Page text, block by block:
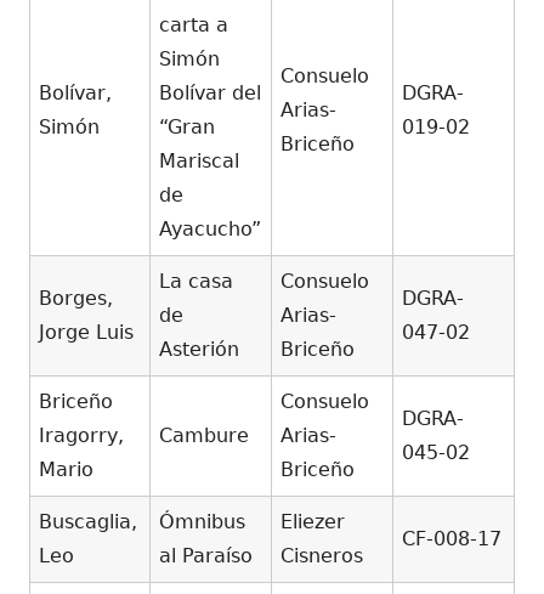
Bolívar,
Simón
carta a
Simón
Bolívar del
“Gran
Mariscal
de
Ayacucho”
Consuelo
Arias-
Briceño
DGRA-
019-02
Borges,
Jorge Luis
La casa
de
Asterión
Consuelo
Arias-
Briceño
DGRA-
047-02
Briceño
Iragorry,
Mario
Cambure
Consuelo
Arias-
Briceño
DGRA-
045-02
Buscaglia,
Leo
Ómnibus
al Paraíso
Eliezer
Cisneros
CF-008-17